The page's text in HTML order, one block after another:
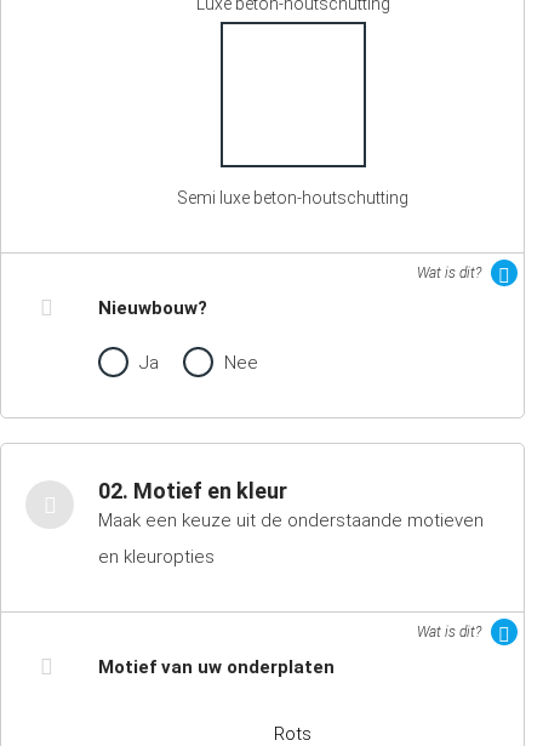
Semi luxe beton-houtschutting
Wat is dit?
Nieuwbouw?
Ja Nee
02. Motief en kleur
Maak een keuze uit de onderstaande motieven
en kleuropties
Wat is dit?
Motief van uw onderplaten
Rots